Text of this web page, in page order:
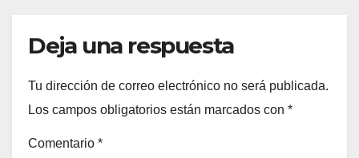
Deja una respuesta
Tu dirección de correo electrónico no será publicada.
Los campos obligatorios están marcados con *
Comentario *